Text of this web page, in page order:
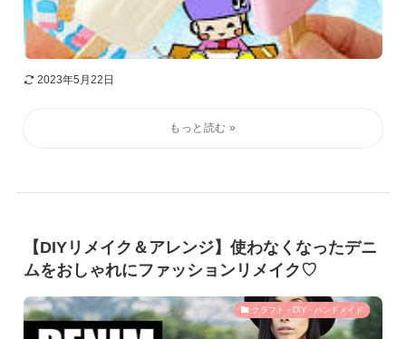
2023年5月22日
【DIYリメイク＆アレンジ】使わなくなったデニ
ムをおしゃれにファッションリメイク♡
クラフト・DIY・ハンドメイド